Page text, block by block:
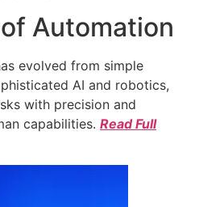
Automation
evolved from simple
AI and robotics,
with precision and
capabilities. Read Full